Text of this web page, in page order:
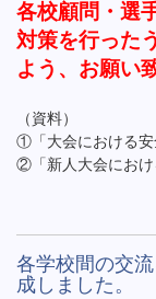
各校顧問・選
対策を行った
よう、お願い
（資料）
①「大会における安
②「新人大会におけ
各学校間の交
成しました。